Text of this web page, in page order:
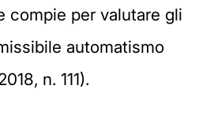
compie per valutare gli
automatismo
n. 111).